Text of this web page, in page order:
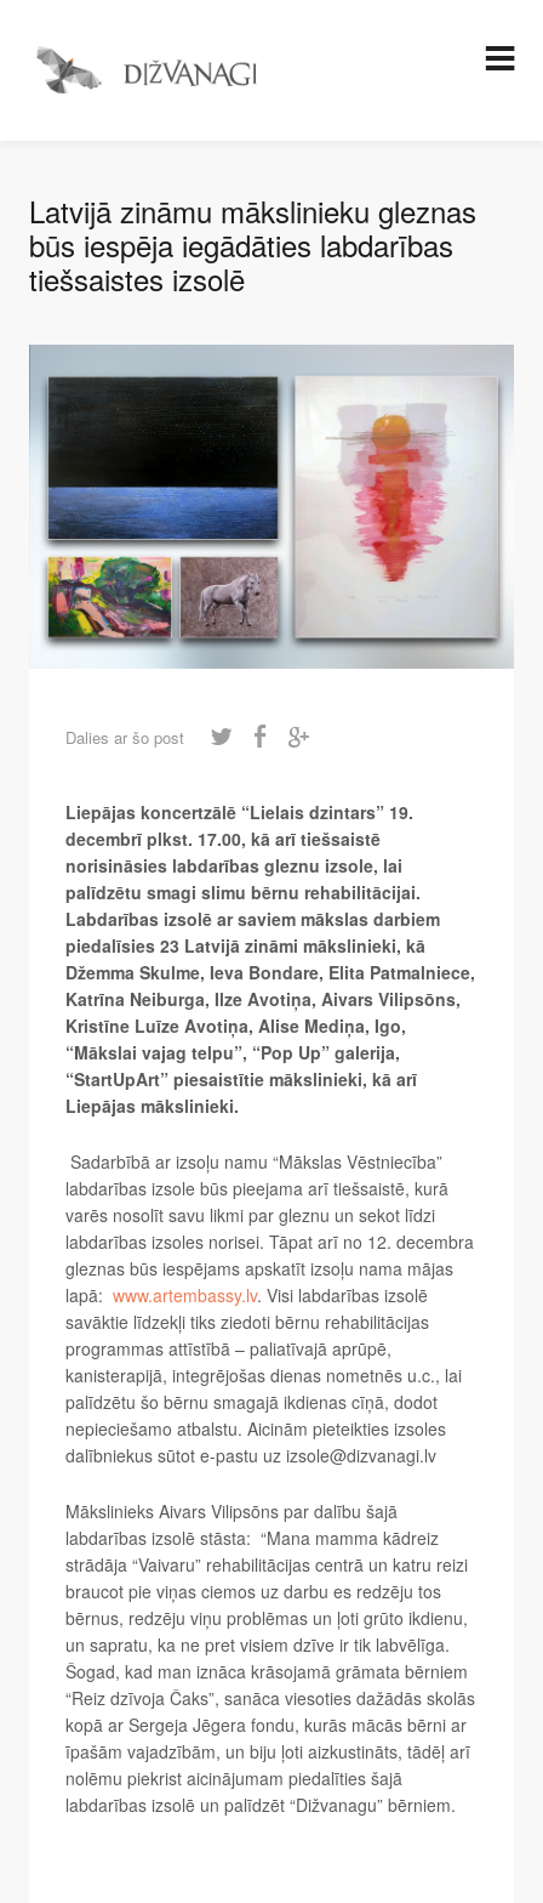
Latvijā zināmu mākslinieku gleznas
būs iespēja iegādāties labdarības
tiešsaistes izsolē
Dalies ar šo post
Liepājas koncertzālē “Lielais dzintars” 19.
decembrī plkst. 17.00, kā arī tiešsaistē
norisināsies labdarības gleznu izsole, lai
palīdzētu smagi slimu bērnu rehabilitācijai.
Labdarības izsolē ar saviem mākslas darbiem
piedalīsies 23 Latvijā zināmi mākslinieki, kā
Džemma Skulme, Ieva Bondare, Elita Patmalniece,
Katrīna Neiburga, Ilze Avotiņa, Aivars Vilipsōns,
Kristīne Luīze Avotiņa, Alise Mediņa, Igo,
“Mākslai vajag telpu”, “Pop Up” galerija,
“StartUpArt” piesaistītie mākslinieki, kā arī
Liepājas mākslinieki.
Sadarbībā ar izsoļu namu “Mākslas Vēstniecība”
labdarības izsole būs pieejama arī tiešsaistē, kurā
varēs nosolīt savu likmi par gleznu un sekot līdzi
labdarības izsoles norisei. Tāpat arī no 12. decembra
gleznas būs iespējams apskatīt izsoļu nama mājas
lapā: www.artembassy.lv. Visi labdarības izsolē
savāktie līdzekļi tiks ziedoti bērnu rehabilitācijas
programmas attīstībā – paliatīvajā aprūpē,
kanisterapijā, integrējošas dienas nometnēs u.c., lai
palīdzētu šo bērnu smagajā ikdienas cīņā, dodot
nepieciešamo atbalstu. Aicinām pieteikties izsoles
dalībniekus sūtot e-pastu uz izsole@dizvanagi.lv
Mākslinieks Aivars Vilipsōns par dalību šajā
labdarības izsolē stāsta: “Mana mamma kādreiz
strādāja “Vaivaru” rehabilitācijas centrā un katru reizi
braucot pie viņas ciemos uz darbu es redzēju tos
bērnus, redzēju viņu problēmas un ļoti grūto ikdienu,
un sapratu, ka ne pret visiem dzīve ir tik labvēlīga.
Šogad, kad man iznāca krāsojamā grāmata bērniem
“Reiz dzīvoja Čaks”, sanāca viesoties dažādās skolās
kopā ar Sergeja Jēgera fondu, kurās mācās bērni ar
īpašām vajadzībām, un biju ļoti aizkustināts, tādēļ arī
nolēmu piekrist aicinājumam piedalīties šajā
labdarības izsolē un palīdzēt “Dižvanagu” bērniem.